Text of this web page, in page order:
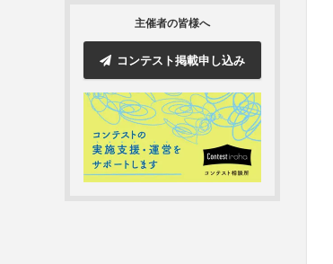
主催者の皆様へ
コンテスト掲載申し込み